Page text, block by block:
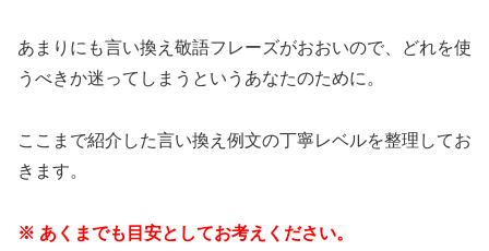
あまりにも言い換え敬語フレーズがおおいので、どれを使
うべきか迷ってしまうというあなたのために。
ここまで紹介した言い換え例文の丁寧レベルを整理してお
きます。
※ あくまでも目安としてお考えください。